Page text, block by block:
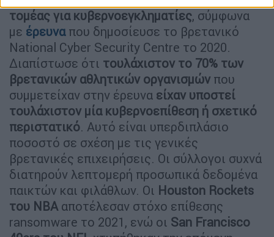
τομέας για κυβερνοεγκληματίες, σύμφωνα
με έρευναπου δημοσίευσε το βρετανικό
National Cyber Security Centre το 2020.
Διαπίστωσε ότι τουλάχιστον το 70% των
βρετανικών αθλητικών οργανισμών που
συμμετείχαν στην έρευνα είχαν υποστεί
τουλάχιστον μία κυβερνοεπίθεση ή σχετικό
περιστατικό. Αυτό είναι υπερδιπλάσιο
ποσοστό σε σχέση με τις γενικές
βρετανικές επιχειρήσεις. Οι σύλλογοι συχνά
διατηρούν λεπτομερή προσωπικά δεδομένα
παικτών και φιλάθλων. Οι Houston Rockets
του NBAαποτέλεσαν στόχο επίθεσης
ransomware το 2021, ενώ οι San Francisco